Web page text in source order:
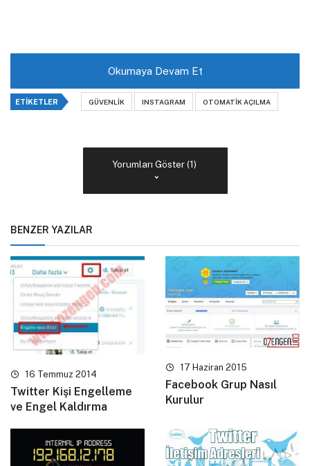
Okumaya Devam Et
ETIKETLER GÜVENLIK INSTAGRAM OTOMATIK AÇILMA
Yorumları Göster (1)
BENZER YAZILAR
16 Temmuz 2014
Twitter Kişi Engelleme
ve Engel Kaldırma
17 Haziran 2015
Facebook Grup Nasıl
Kurulur